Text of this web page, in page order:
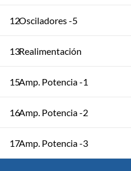
12Osciladores -5
13Realimentación
15Amp. Potencia -1
16Amp. Potencia -2
17Amp. Potencia -3